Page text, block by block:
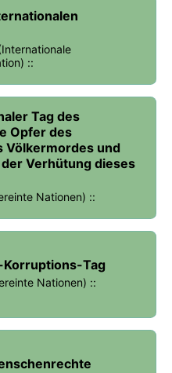
::
Tag des
Opfer des
Völkermordes und
Verhütung dieses
Nationen) ::
Tag
Nationen) ::